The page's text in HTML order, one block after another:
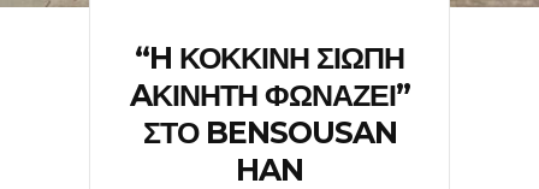
“H ΚΟΚΚΙΝΗ ΣΙΩΠΗ
AΚΙΝΗΤΗ ΦΩΝΑΖΕΙ”
ΣΤΟ BENSOUSAN
HAN